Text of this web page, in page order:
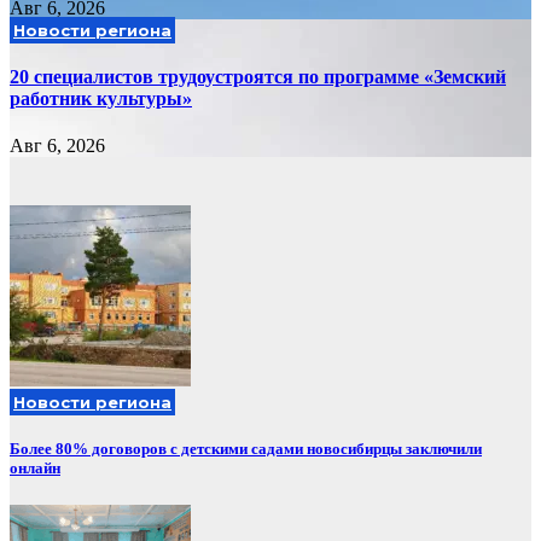
Авг 6, 2026
Новости региона
20 специалистов трудоустроятся по программе «Земский
работник культуры»
Авг 6, 2026
Новости региона
Более 80% договоров с детскими садами новосибирцы заключили
онлайн